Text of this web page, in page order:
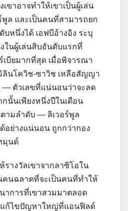
ขาอาจทำให้เขาเป็นผู้เล่น
ล และเป็นคนที่สามารถยก
หนึ่งได้ เอฟบีอ้างอิง ระบุ
ในผู้เล่นสิบอันดับแรกที่
บียมากที่สุด เมื่อพิจารณา
ลินโควิช-ซาวิช เหลือสัญญา
— ตัวเลขที่แน่นอนว่าจะลด
กนั้นเพียงหนึ่งปีในเดือน
ามลำดับ — ลิเวอร์พูล
อย่างแน่นอน ถูกกว่ากอง
มุนด์
รางวัลเขาจากลาซิโอใน
คนฉลาดที่จะเป็นคนที่ทำให้
าการที่เขาสวมมาตลอด
แก้ไขปัญหาใหญ่ที่แอนฟิลด์